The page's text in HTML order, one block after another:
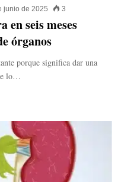
junio de 2025 3
en seis meses
órganos
porque significa dar una
lo…